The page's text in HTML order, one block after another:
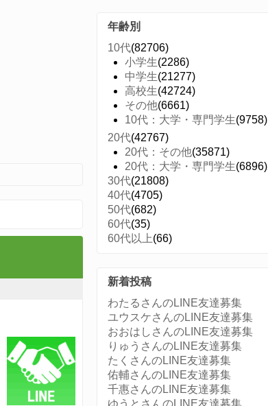
年齢別
10代(82706)
小学生(2286)
中学生(21277)
高校生(42724)
その他(6661)
10代：大学・専門学生(9758)
20代(42767)
20代：その他(35871)
20代：大学・専門学生(6896)
30代(21808)
40代(4705)
50代(682)
60代(35)
60代以上(66)
新着投稿
わたるさんのLINE友達募集
ユウスケさんのLINE友達募集
おおはしさんのLINE友達募集
りゅうさんのLINE友達募集
たくさんのLINE友達募集
佑輔さんのLINE友達募集
千惠さんのLINE友達募集
ゆうとさんのLINE友達募集